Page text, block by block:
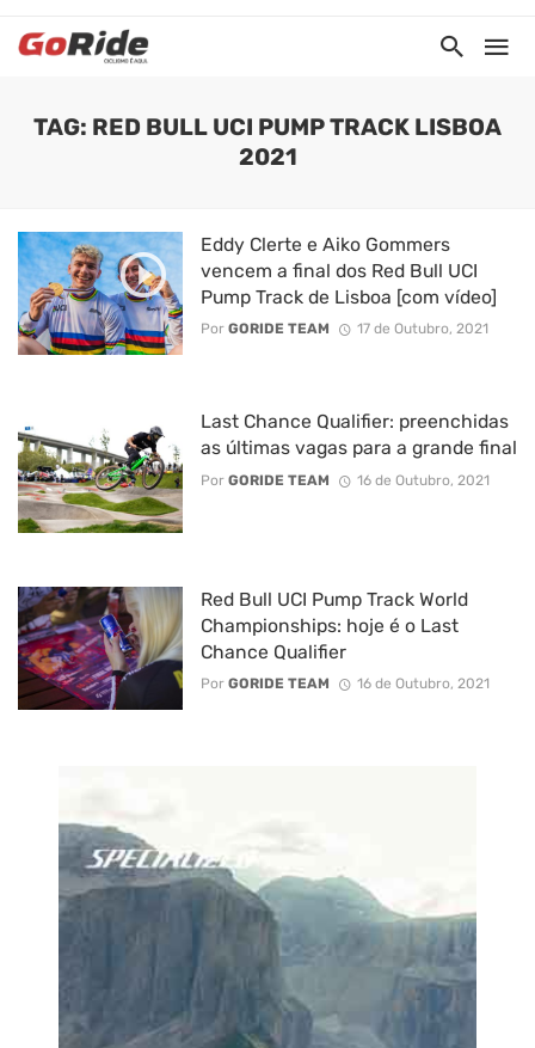
TAG: RED BULL UCI PUMP TRACK LISBOA
2021
Eddy Clerte e Aiko Gommers
vencem a final dos Red Bull UCI
Pump Track de Lisboa [com vídeo]
Por GORIDE TEAM 17 de Outubro, 2021
Last Chance Qualifier: preenchidas
as últimas vagas para a grande final
Por GORIDE TEAM 16 de Outubro, 2021
Red Bull UCI Pump Track World
Championships: hoje é o Last
Chance Qualifier
Por GORIDE TEAM 16 de Outubro, 2021